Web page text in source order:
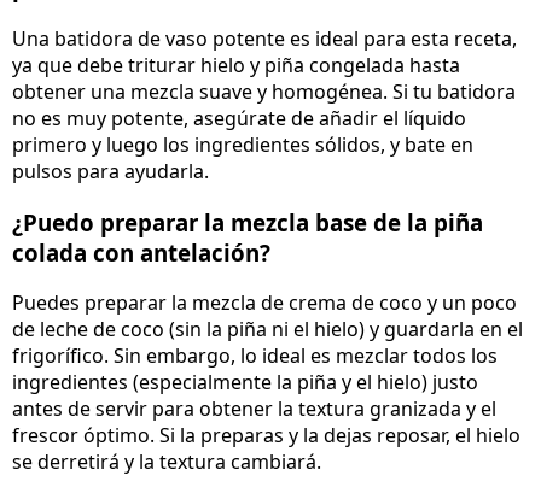
Una batidora de vaso potente es ideal para esta receta,
ya que debe triturar hielo y piña congelada hasta
obtener una mezcla suave y homogénea. Si tu batidora
no es muy potente, asegúrate de añadir el líquido
primero y luego los ingredientes sólidos, y bate en
pulsos para ayudarla.
¿Puedo preparar la mezcla base de la piña
colada con antelación?
Puedes preparar la mezcla de crema de coco y un poco
de leche de coco (sin la piña ni el hielo) y guardarla en el
frigorífico. Sin embargo, lo ideal es mezclar todos los
ingredientes (especialmente la piña y el hielo) justo
antes de servir para obtener la textura granizada y el
frescor óptimo. Si la preparas y la dejas reposar, el hielo
se derretirá y la textura cambiará.